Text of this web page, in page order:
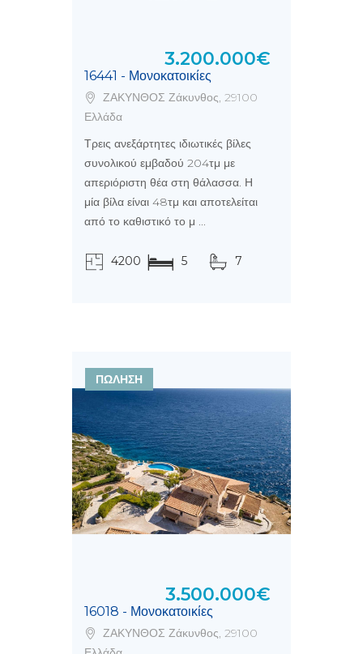
16441 - Μονοκατοικίες
3.200.000€
ΖΑΚΥΝΘΟΣ Ζάκυνθος, 29100
Ελλάδα
Τρεις ανεξάρτητες ιδιωτικές βίλες
συνολικού εμβαδού 204τμ με
απεριόριστη θέα στη θάλασσα. Η
μία βίλα είναι 48τμ και αποτελείται
από το καθιστικό το μ ...
4200 5 7
ΠΩΛΗΣΗ
16018 - Μονοκατοικίες
3.500.000€
ΖΑΚΥΝΘΟΣ Ζάκυνθος, 29100